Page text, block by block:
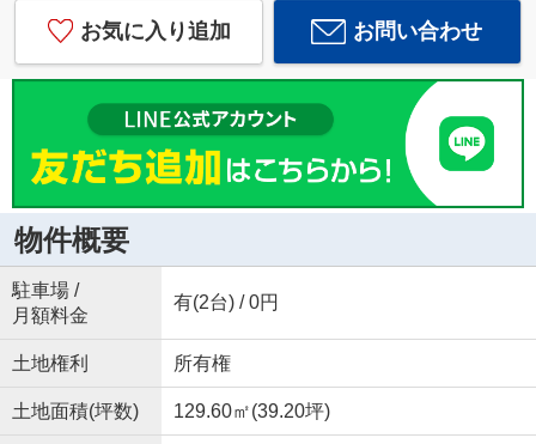
お気に入り追加 お問い合わせ
物件概要
駐車場 /
月額料金
有(2台) / 0円
土地権利 所有権
土地面積(坪数) 129.60㎡(39.20坪)